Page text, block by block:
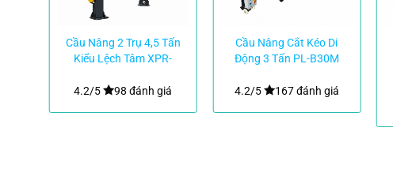
Cầu Nâng 2 Trụ 4,5 Tấn
Kiểu Lệch Tâm XPR-
4.2/5
98 đánh giá
Cầu Nâng Cắt Kéo Di
Động 3 Tấn PL-B30M
4.2/5 167 đánh giá